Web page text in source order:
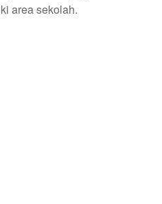
area sekolah.